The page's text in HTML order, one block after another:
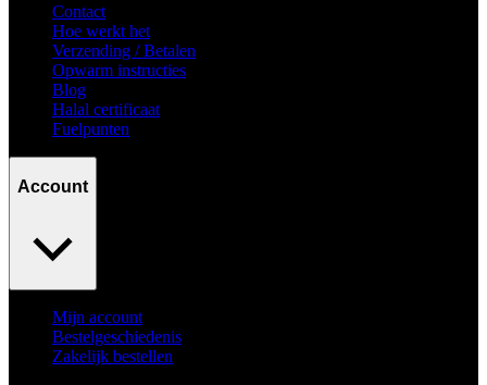
Contact
Hoe werkt het
Verzending / Betalen
Opwarm instructies
Blog
Halal certificaat
Fuelpunten
Account
Mijn account
Bestelgeschiedenis
Zakelijk bestellen